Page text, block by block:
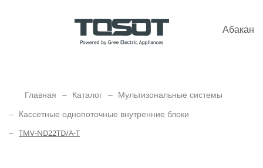
Абакан
Главная Каталог Мультизональные системы
Кассетные однопоточные внутренние блоки
TMV-ND22TD/A-T